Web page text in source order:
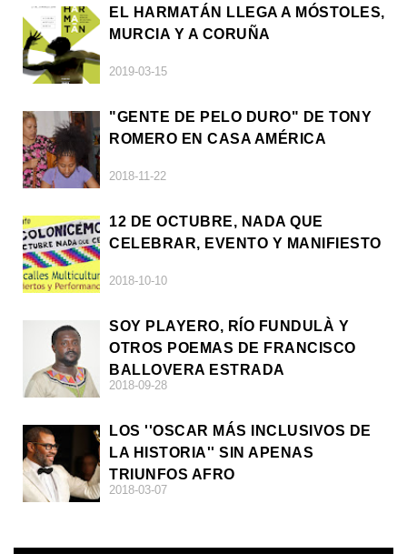
EL HARMATÁN LLEGA A MÓSTOLES,
MURCIA Y A CORUÑA
2019-03-15
"GENTE DE PELO DURO" DE TONY
ROMERO EN CASA AMÉRICA
2018-11-22
12 DE OCTUBRE, NADA QUE
CELEBRAR, EVENTO Y MANIFIESTO
2018-10-10
SOY PLAYERO, RÍO FUNDULÀ Y
OTROS POEMAS DE FRANCISCO
BALLOVERA ESTRADA
2018-09-28
LOS ''OSCAR MÁS INCLUSIVOS DE
LA HISTORIA'' SIN APENAS
TRIUNFOS AFRO
2018-03-07